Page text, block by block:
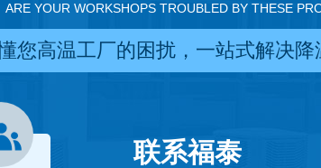
ARE YOUR WORKSHOPS TROUBLED BY THESE
您高温工厂的困扰，一站式解决降
联系福泰